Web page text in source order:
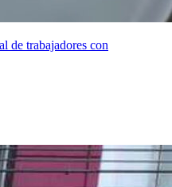
de trabajadores con